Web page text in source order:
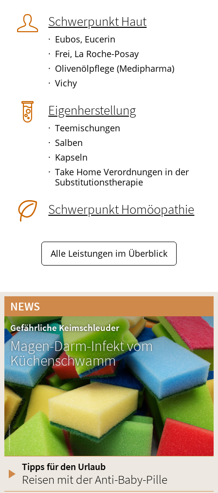
Schwerpunkt Haut
Eubos, Eucerin
Frei, La Roche-Posay
Olivenölpflege (Medipharma)
Vichy
Eigenherstellung
Teemischungen
Salben
Kapseln
Take Home Verordnungen in der
Substitutionstherapie
Schwerpunkt Homöopathie
Alle Leistungen im Überblick
NEWS
Gefährliche Keimschleuder
Magen-Darm-Infekt vom
Küchenschwamm
Tipps für den Urlaub
Reisen mit der Anti-Baby-Pille